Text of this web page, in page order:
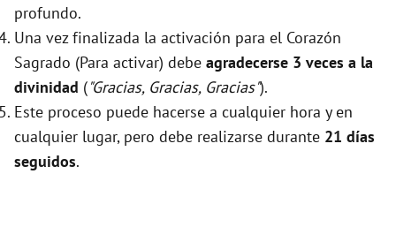
profundo.
Una vez finalizada la activación para el Corazón
Sagrado (Para activar) debe agradecerse 3 veces a la
divinidad ("Gracias, Gracias, Gracias").
Este proceso puede hacerse a cualquier hora y en
cualquier lugar, pero debe realizarse durante 21 días
seguidos.